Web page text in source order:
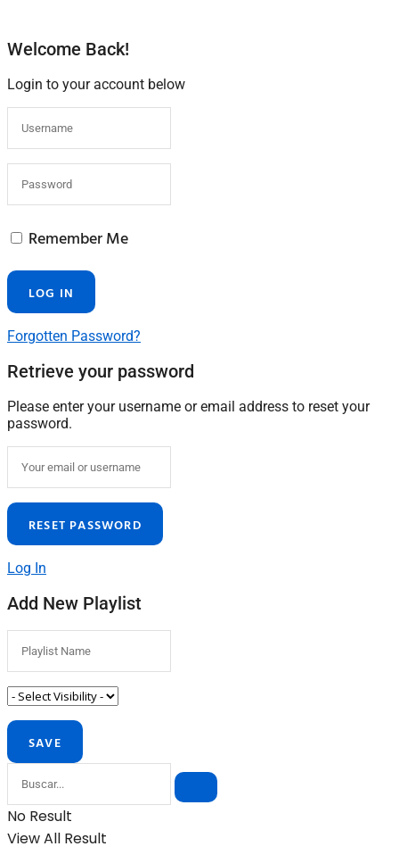
Welcome Back!
Login to your account below
Remember Me
Forgotten Password?
Retrieve your password
Please enter your username or email address to reset your
password.
Log In
Add New Playlist
No Result
View All Result